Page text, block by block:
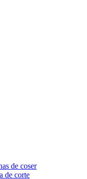
de coser
de corte